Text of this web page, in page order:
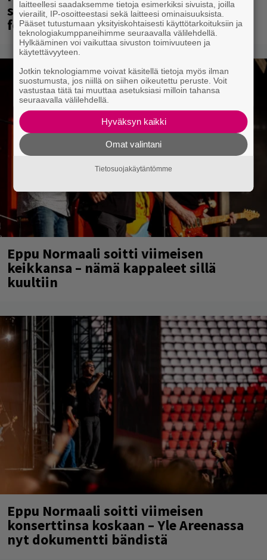
syksyllä luvassa risteily, ensi vuoden
festarien ajankohta selvillä
Eppu Normaali soitti viimeisen
keikkansa – nämä kappaleet sillä
kuultiin
Eppu Normaali soitti viimeisen
konserttinsa koskaan – Yle Areenassa
nyt dokumentti bändistä
laitteellesi saadaksemme tietoja esimerkiksi sivuista, joilla
vierailit, IP-osoitteestasi sekä laitteesi ominaisuuksista.
Pääset tutustumaan yksityiskohtaisesti käyttötarkoituksiin ja
teknologiakumppaneihimme seuraavalla välilehdellä.
Hylkääminen voi vaikuttaa sivuston toimivuuteen ja
käytettävyyteen.
Jotkin teknologiamme voivat käsitellä tietoja myös ilman
suostumusta, jos niillä on siihen oikeutettu peruste. Voit
vastustaa tätä tai muuttaa asetuksiasi milloin tahansa
seuraavalla välilehdellä.
Hyväksyn kaikki
Omat valintani
Tietosuojakäytäntömme